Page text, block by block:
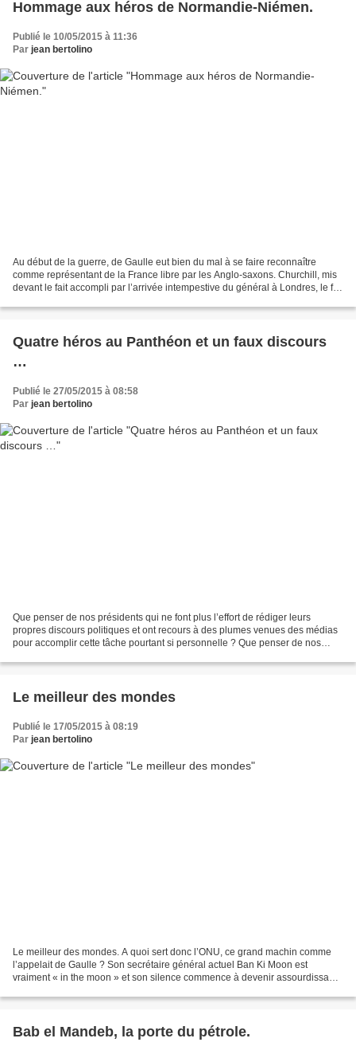
Hommage aux héros de Normandie-Niémen.
Publié le 10/05/2015 à 11:36
Par jean bertolino
Au début de la guerre, de Gaulle eut bien du mal à se faire reconnaître
comme représentant de la France libre par les Anglo-saxons. Churchill, mis
devant le fait accompli par l’arrivée intempestive du général à Londres, le fit
Quatre héros au Panthéon et un faux discours
…
Publié le 27/05/2015 à 08:58
Par jean bertolino
Que penser de nos présidents qui ne font plus l’effort de rédiger leurs
propres discours politiques et ont recours à des plumes venues des médias
pour accomplir cette tâche pourtant si personnelle ? Que penser de nos
Le meilleur des mondes
Publié le 17/05/2015 à 08:19
Par jean bertolino
Le meilleur des mondes. A quoi sert donc l’ONU, ce grand machin comme
l’appelait de Gaulle ? Son secrétaire général actuel Ban Ki Moon est
vraiment « in the moon » et son silence commence à devenir assourdissant.
Bab el Mandeb, la porte du pétrole.